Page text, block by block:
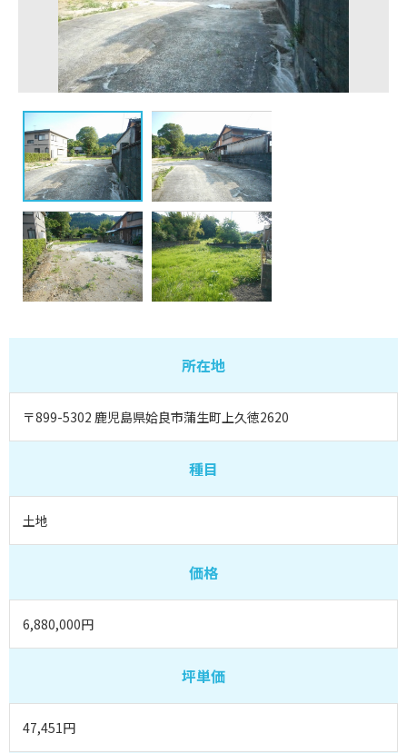
所在地
〒899-5302 鹿児島県姶良市蒲生町上久徳2620
種目
土地
価格
6,880,000円
坪単価
47,451円